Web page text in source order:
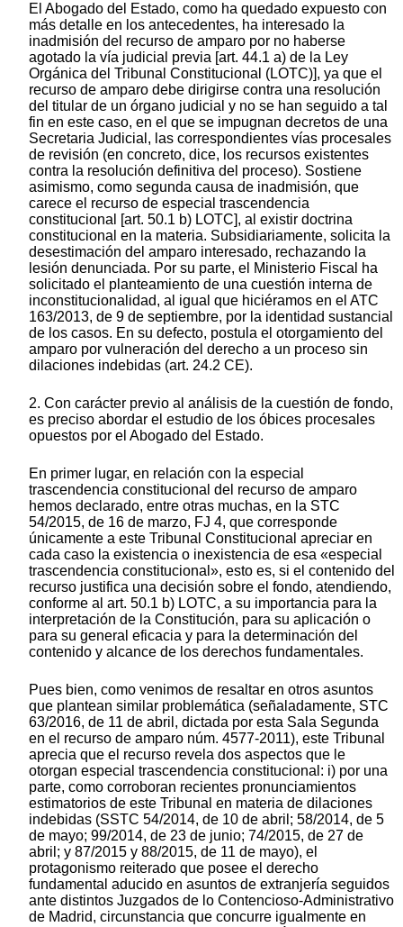
El Abogado del Estado, como ha quedado expuesto con
más detalle en los antecedentes, ha interesado la
inadmisión del recurso de amparo por no haberse
agotado la vía judicial previa [art. 44.1 a) de la Ley
Orgánica del Tribunal Constitucional (LOTC)], ya que el
recurso de amparo debe dirigirse contra una resolución
del titular de un órgano judicial y no se han seguido a tal
fin en este caso, en el que se impugnan decretos de una
Secretaria Judicial, las correspondientes vías procesales
de revisión (en concreto, dice, los recursos existentes
contra la resolución definitiva del proceso). Sostiene
asimismo, como segunda causa de inadmisión, que
carece el recurso de especial trascendencia
constitucional [art. 50.1 b) LOTC], al existir doctrina
constitucional en la materia. Subsidiariamente, solicita la
desestimación del amparo interesado, rechazando la
lesión denunciada. Por su parte, el Ministerio Fiscal ha
solicitado el planteamiento de una cuestión interna de
inconstitucionalidad, al igual que hiciéramos en el ATC
163/2013, de 9 de septiembre, por la identidad sustancial
de los casos. En su defecto, postula el otorgamiento del
amparo por vulneración del derecho a un proceso sin
dilaciones indebidas (art. 24.2 CE).
2. Con carácter previo al análisis de la cuestión de fondo,
es preciso abordar el estudio de los óbices procesales
opuestos por el Abogado del Estado.
En primer lugar, en relación con la especial
trascendencia constitucional del recurso de amparo
hemos declarado, entre otras muchas, en la STC
54/2015, de 16 de marzo, FJ 4, que corresponde
únicamente a este Tribunal Constitucional apreciar en
cada caso la existencia o inexistencia de esa «especial
trascendencia constitucional», esto es, si el contenido del
recurso justifica una decisión sobre el fondo, atendiendo,
conforme al art. 50.1 b) LOTC, a su importancia para la
interpretación de la Constitución, para su aplicación o
para su general eficacia y para la determinación del
contenido y alcance de los derechos fundamentales.
Pues bien, como venimos de resaltar en otros asuntos
que plantean similar problemática (señaladamente, STC
63/2016, de 11 de abril, dictada por esta Sala Segunda
en el recurso de amparo núm. 4577-2011), este Tribunal
aprecia que el recurso revela dos aspectos que le
otorgan especial trascendencia constitucional: i) por una
parte, como corroboran recientes pronunciamientos
estimatorios de este Tribunal en materia de dilaciones
indebidas (SSTC 54/2014, de 10 de abril; 58/2014, de 5
de mayo; 99/2014, de 23 de junio; 74/2015, de 27 de
abril; y 87/2015 y 88/2015, de 11 de mayo), el
protagonismo reiterado que posee el derecho
fundamental aducido en asuntos de extranjería seguidos
ante distintos Juzgados de lo Contencioso-Administrativo
de Madrid, circunstancia que concurre igualmente en